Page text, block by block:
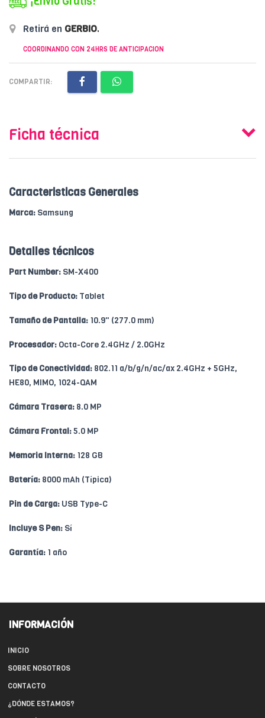
Retirá en GERBIO.
COORDINANDO CON 24HRS DE ANTICIPACION
COMPARTIR:
Ficha técnica
Caracteristicas Generales
Marca: Samsung
Detalles técnicos
Part Number: SM-X400
Tipo de Producto: Tablet
Tamaño de Pantalla: 10.9" (277.0 mm)
Procesador: Octa-Core 2.4GHz / 2.0GHz
Tipo de Conectividad: 802.11 a/b/g/n/ac/ax 2.4GHz + 5GHz,
HE80, MIMO, 1024-QAM
Cámara Trasera: 8.0 MP
Cámara Frontal:5.0 MP
Memoria Interna: 128 GB
Batería: 8000 mAh (Típica)
Pin de Carga: USB Type-C
Incluye S Pen: Sí
Garantía: 1 año
INFORMACIÓN
INICIO
SOBRE NOSOTROS
CONTACTO
¿DÓNDE ESTAMOS?